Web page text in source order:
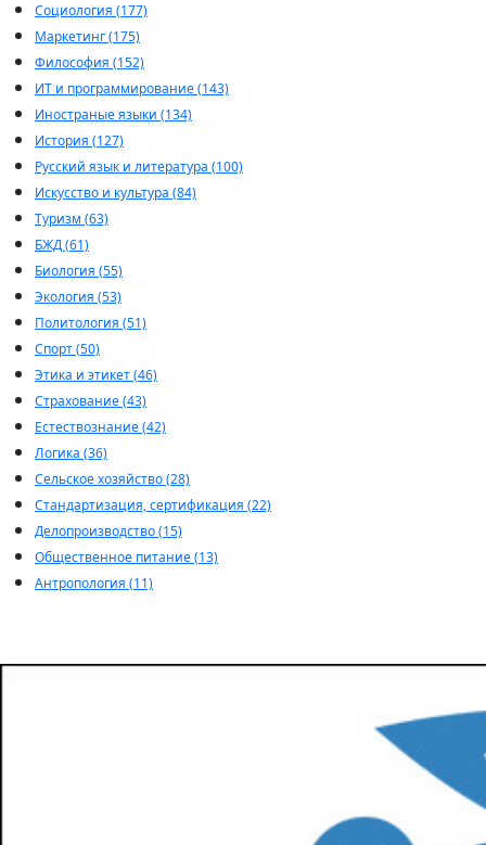
Социология (177)
Маркетинг (175)
Философия (152)
ИТ и программирование (143)
Иностраные языки (134)
История (127)
Русский язык и литература (100)
Искусство и культура (84)
Туризм (63)
БЖД (61)
Биология (55)
Экология (53)
Политология (51)
Спорт (50)
Этика и этикет (46)
Страхование (43)
Естествознание (42)
Логика (36)
Сельское хозяйство (28)
Стандартизация, сертификация (22)
Делопроизводство (15)
Общественное питание (13)
Антропология (11)